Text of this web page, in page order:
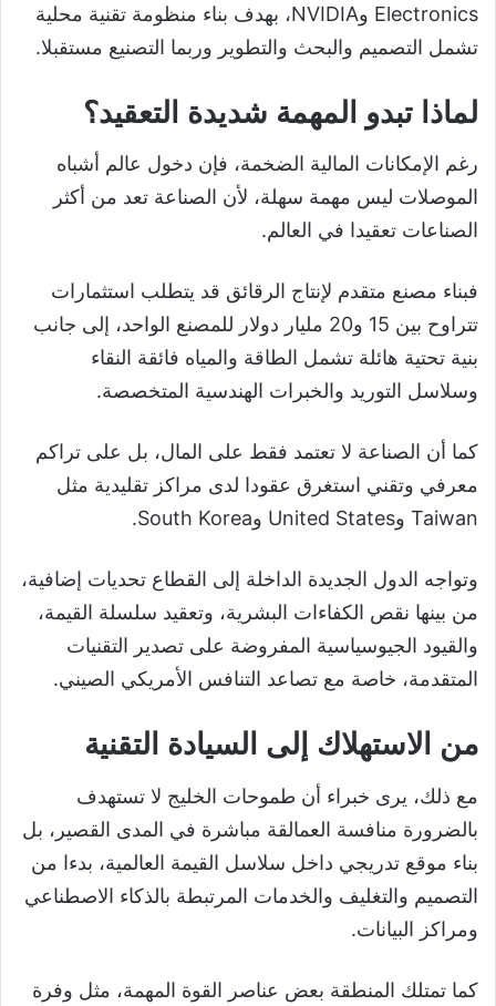
Electronics وNVIDIA، بهدف بناء منظومة تقنية محلية
تشمل التصميم والبحث والتطوير وربما التصنيع مستقبلا.
لماذا تبدو المهمة شديدة التعقيد؟
رغم الإمكانات المالية الضخمة، فإن دخول عالم أشباه
الموصلات ليس مهمة سهلة، لأن الصناعة تعد من أكثر
الصناعات تعقيدا في العالم.
فبناء مصنع متقدم لإنتاج الرقائق قد يتطلب استثمارات
تتراوح بين 15 و20 مليار دولار للمصنع الواحد، إلى جانب
بنية تحتية هائلة تشمل الطاقة والمياه فائقة النقاء
وسلاسل التوريد والخبرات الهندسية المتخصصة.
كما أن الصناعة لا تعتمد فقط على المال، بل على تراكم
معرفي وتقني استغرق عقودا لدى مراكز تقليدية مثل
Taiwan وUnited States وSouth Korea.
وتواجه الدول الجديدة الداخلة إلى القطاع تحديات إضافية،
من بينها نقص الكفاءات البشرية، وتعقيد سلسلة القيمة،
والقيود الجيوسياسية المفروضة على تصدير التقنيات
المتقدمة، خاصة مع تصاعد التنافس الأمريكي الصيني.
من الاستهلاك إلى السيادة التقنية
مع ذلك، يرى خبراء أن طموحات الخليج لا تستهدف
بالضرورة منافسة العمالقة مباشرة في المدى القصير، بل
بناء موقع تدريجي داخل سلاسل القيمة العالمية، بدءا من
التصميم والتغليف والخدمات المرتبطة بالذكاء الاصطناعي
ومراكز البيانات.
كما تمتلك المنطقة بعض عناصر القوة المهمة، مثل وفرة